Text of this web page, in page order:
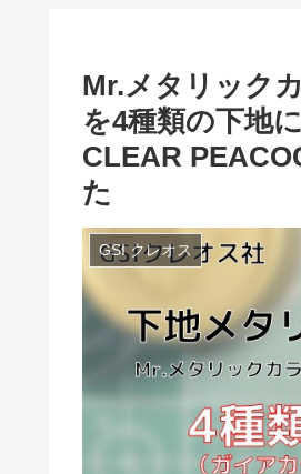
Mr.メタリック
を4種類の下地
CLEAR
た
GSI クレオス